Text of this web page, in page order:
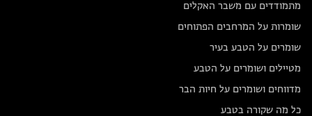
מתמודדים עם משבר האקלים
שומרות על המרחבים הפתוחים
שומרים על הטבע בעיר
מטיילים ושומרים על הטבע
מדווחים ושומרים על חיות הבר
כל מה שקורה בטבע